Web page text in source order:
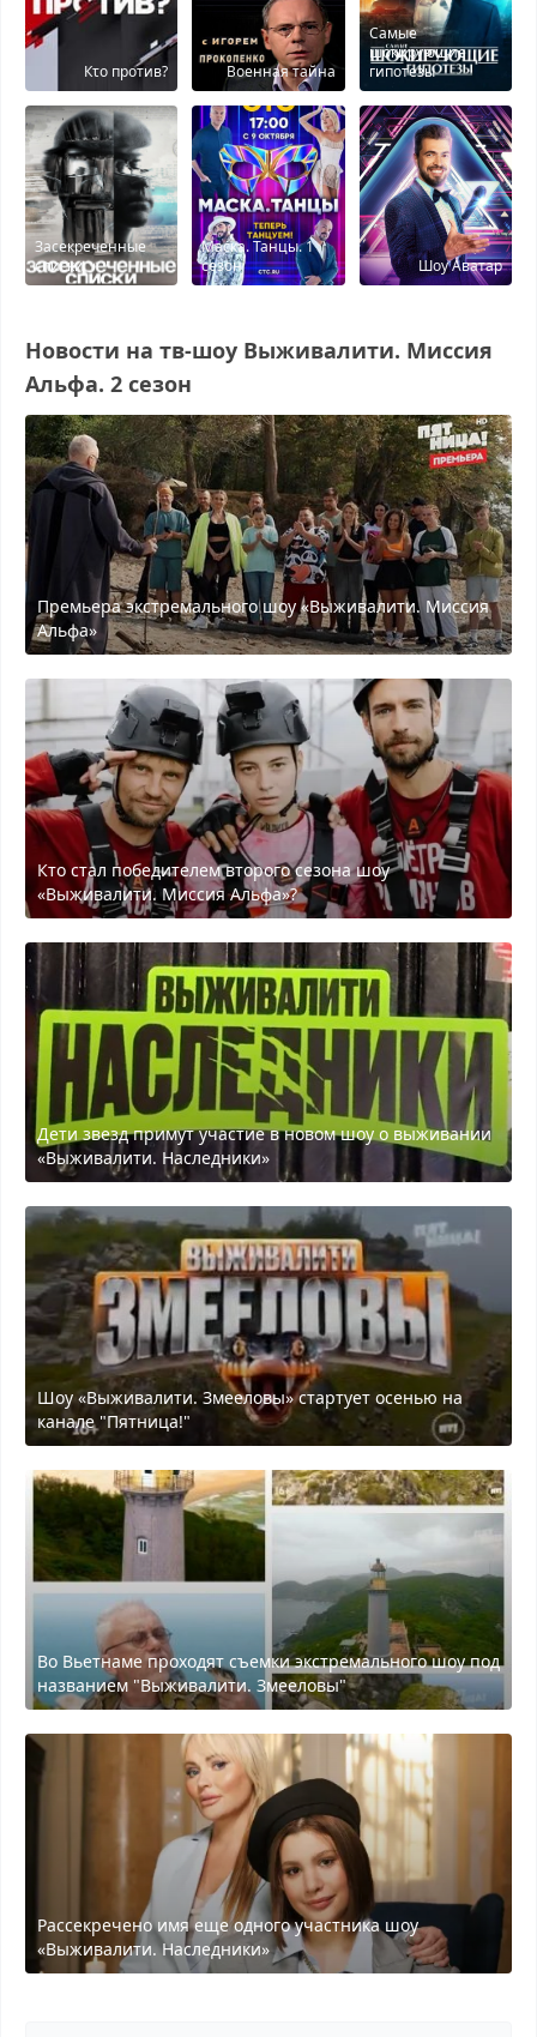
Кτо против? Военная тайна
Самые
шокирующие
гипотезы
Засекреченные
списки
Маска. Танцы. 1
сезон
Шоу Аватар
Новости на тв-шоу Выживалити. Миссия
Альфа. 2 сезон
Премьера экстремального шоу «Выживалити. Миссия
Альфа»
Кто стал победителем второго сезона шоу
«Выживалити. Миссия Альфа»?
Дети звезд примут участие в новом шоу о выживании
«Выживалити. Наследники»
Шоу «Выживалити. Змееловы» стартует осенью на
канале "Пятница!"
Во Вьетнаме проходят съемки экстремального шоу под
названием "Выживалити. Змееловы"
Рассекречено имя еще одного участника шоу
«Выживалити. Наследники»